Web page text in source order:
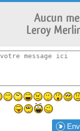
Aucun
Leroy